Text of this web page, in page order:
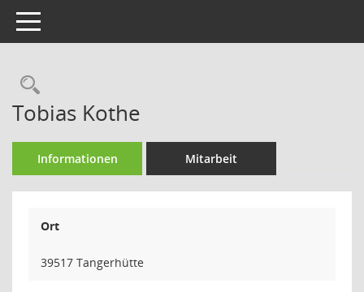
Toggle navigation
Rechercheauswahl
Tobias Kothe
Informationen Mitarbeit
Ort
39517 Tangerhütte